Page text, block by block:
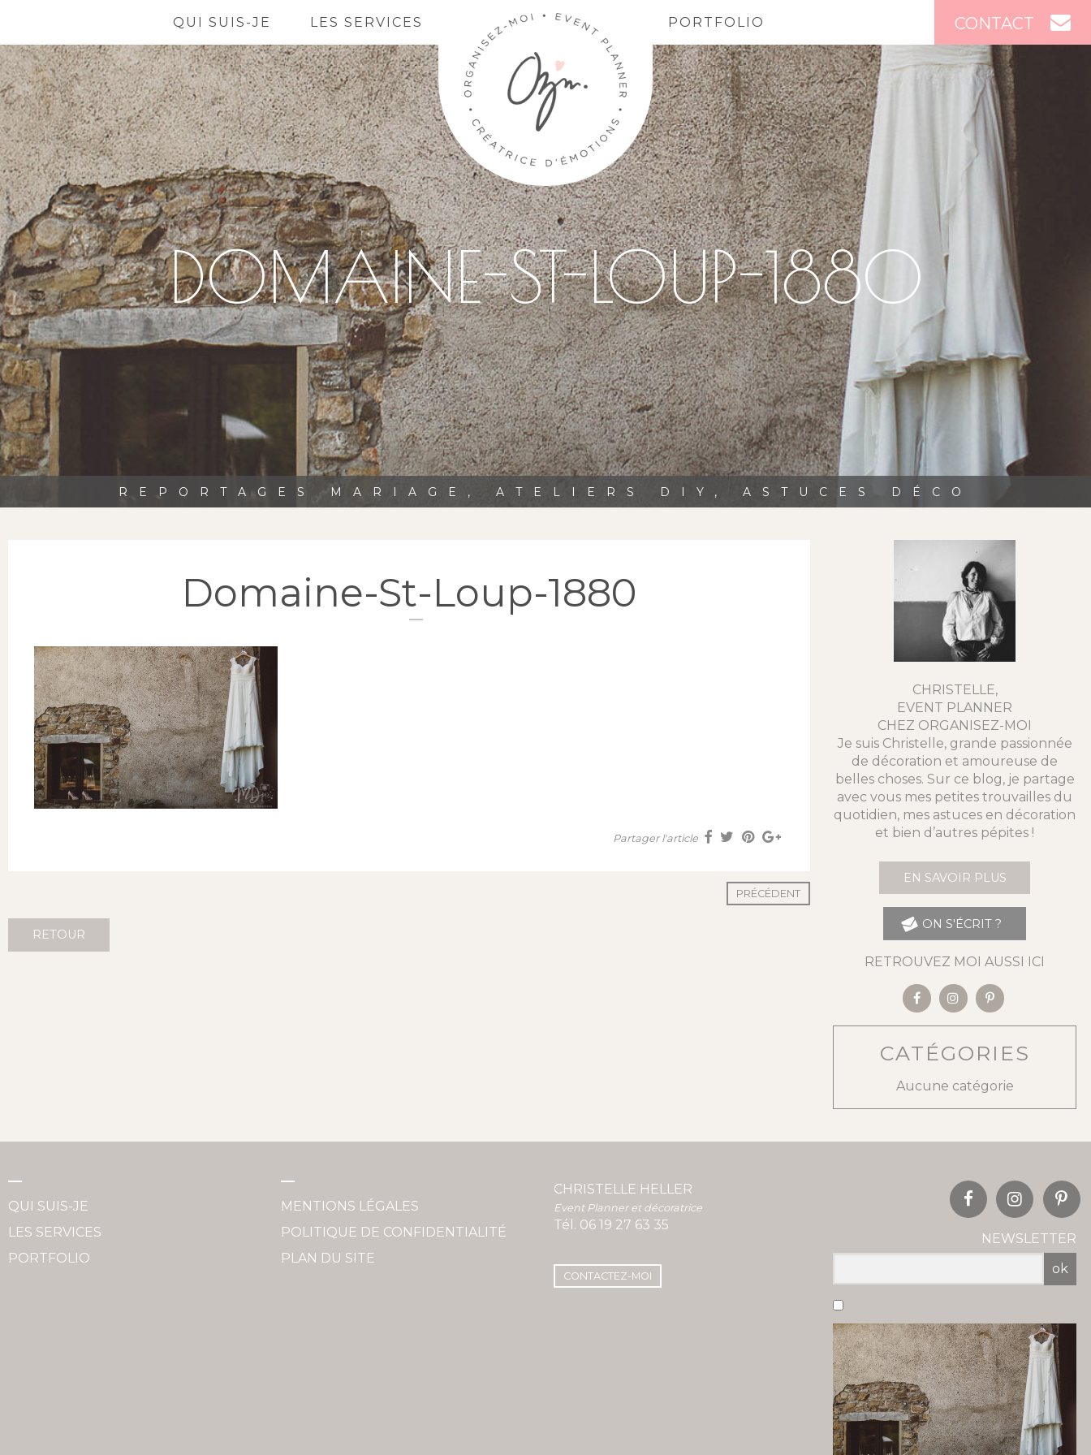
CONTACT
QUI SUIS-JE LES SERVICES PORTFOLIO
DOMAINE-ST-LOUP-1880
REPORTAGES MARIAGE, ATELIERS DIY, ASTUCES DÉCO
Domaine-St-Loup-1880
Partager l'article
PRÉCÉDENT
RETOUR
CHRISTELLE,
EVENT PLANNER
CHEZ ORGANISEZ-MOI
Je suis Christelle, grande passionnée
de décoration et amoureuse de
belles choses. Sur ce blog, je partage
avec vous mes petites trouvailles du
quotidien, mes astuces en décoration
et bien d’autres pépites !
EN SAVOIR PLUS
ON S'ÉCRIT ?
RETROUVEZ MOI AUSSI ICI
CATÉGORIES
Aucune catégorie
QUI SUIS-JE
LES SERVICES
PORTFOLIO
MENTIONS LÉGALES
POLITIQUE DE CONFIDENTIALITÉ
PLAN DU SITE
CHRISTELLE HELLER
Event Planner et décoratrice
Tél. 06 19 27 63 35
CONTACTEZ-MOI
NEWSLETTER
ok